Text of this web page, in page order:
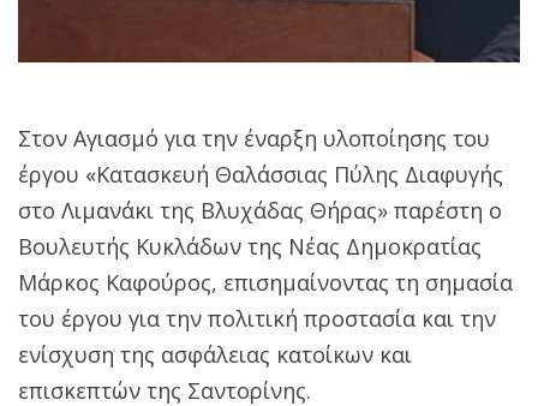
Στον Αγιασμό για την έναρξη υλοποίησης του
έργου «Κατασκευή Θαλάσσιας Πύλης Διαφυγής
στο Λιμανάκι της Βλυχάδας Θήρας» παρέστη ο
Βουλευτής Κυκλάδων της Νέας Δημοκρατίας
Μάρκος Καφούρος, επισημαίνοντας τη σημασία
του έργου για την πολιτική προστασία και την
ενίσχυση της ασφάλειας κατοίκων και
επισκεπτών της Σαντορίνης.